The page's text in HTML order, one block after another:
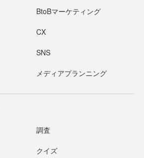
BtoBマーケティング
CX
SNS
メディアプランニング
調査
クイズ